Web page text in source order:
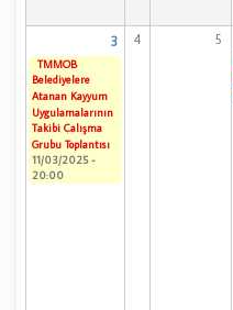
3 4 5
TMMOB
Belediyelere
Atanan Kayyum
Uygulamalarının
Takibi Çalışma
Grubu Toplantısı
11/03/2025 -
20:00